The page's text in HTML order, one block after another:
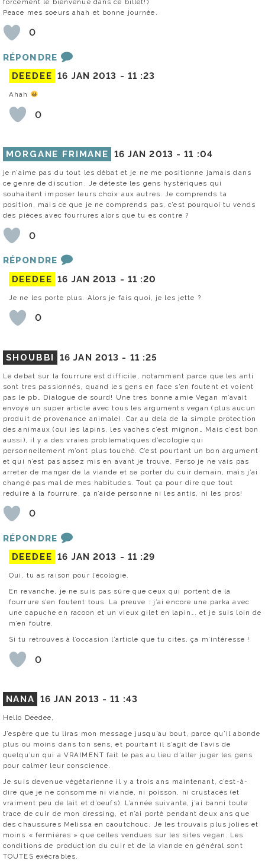
Peace mes soeurs ahah et bonne journée.
0
RÉPONDRE
DEEDEE 16 JAN 2013 - 11 :23
Ahah
0
MORGANE FRIMANE 16 JAN 2013 -11 :04
je n’aime pas du tout les débat et je ne me positionne jamais dans
ce genre de discution. Je déteste les gens hystériques qui
souhaitent imposer leurs choix aux autres. Je comprends ta
position, mais ce que je ne comprends pas, c’est pourquoi tu vends
des pièces avec fourrures alors que tu es contre ?
0
RÉPONDRE
DEEDEE 16 JAN 2013 - 11 :20
Je ne les porte plus. Alors je fais quoi, je les jette ?
0
SHOUBBI 16 JAN 2013 - 11 :25
Le debat sur la fourrure est difficile, notamment parce que les anti
sont tres passionnés, quand les gens en face s’en foutent et voient
pas le pb… Dialogue de sourd! Une tres bonne amie Vegan m’avait
envoyé un super article avec tous les arguments vegan (plus aucun
produit de provenance animale). Car au dela de la simple protection
des animaux (oui les lapins, les vaches c’est mignon… Mais c’est bon
aussi), il y a des vraies problematiques d’ecologie qui
personnellement m’ont plus touché. C’est pourtant un bon argument
et qui n’est pas assez mis en avant je trouve. Perso je ne vais pas
arreter de manger de la viande et se porter du cuir demain, mais j’ai
changé pas mal de mes habitudes. Tout ça pour dire que tout
reduire à la fourrure, ça n’aide personne ni les antis, ni les pros!
0
RÉPONDRE
DEEDEE 16 JAN 2013 - 11 :29
Oui, tu as raison pour l’écologie.
En revanche, je ne suis pas sûre que ceux qui portent de la
fourrure s’en foutent tous. La preuve : j’ai encore une parka avec
une capuche en racoon et un vieux gilet en lapin…. et je suis loin de
m’en foutre.
Si tu retrouves à l’occasion l’article que tu cites, ça m’intéresse !
0
NANA 16 JAN 2013 -11 :43
Hello Deedee,
J’espère que tu liras mon message jusqu’au bout, parce qu’il abonde
plus ou moins dans ton sens, et pourtant il s’agit de l’avis de
quelqu’un qui a VRAIMENT fait le pas au lieu d’aller juger les gens
pour calmer leur conscience.
Je suis devenue végétarienne il y a trois ans maintenant, c’est-à-
dire que je ne consomme ni viande, ni poisson, ni crustacés (et
vraiment peu de lait et d’oeufs). L’année suivante, j’ai banni toute
trace de cuir de mon dressing, et n’ai porté pendant deux ans que
des chaussures Melissa en caoutchouc. Je les trouvais plus jolies et
moins « fermières » que celles vendues sur les sites vegan. Les
conditions de production du cuir et de la viande en général sont
TOUTES exécrables.